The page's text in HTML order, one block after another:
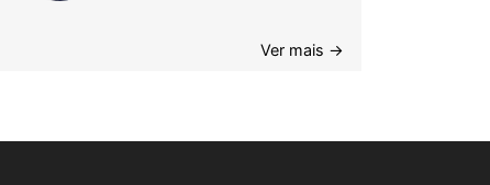
Ver mais →